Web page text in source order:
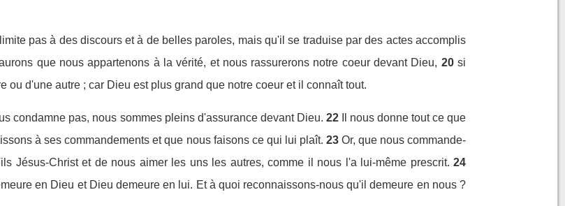
pas à des discours et à de belles paroles, mais qu'il se traduise par des actes accomplis
que nous appartenons à la vérité, et nous rassurerons notre coeur devant Dieu, 20 si
ou d'une autre ; car Dieu est plus grand que notre coeur et il connaît tout.
condamne pas, nous sommes pleins d'assurance devant Dieu. 22
Il nous donne tout ce que
à ses commandements et que nous faisons ce qui lui plaît. 23 Or, que nous commande-
Jésus-Christ et de nous aimer les uns les autres, comme il nous l'a lui-même prescrit. 24
en Dieu et Dieu demeure en lui. Et à quoi reconnaissons-nous qu'il demeure en nous ?